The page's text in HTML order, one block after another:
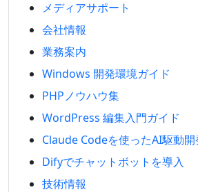
メディアサポート
会社情報
業務案内
Windows 開発環境ガイド
PHPノウハウ集
WordPress 編集入門ガイド
Claude Codeを使ったAI駆動開
Difyでチャットボットを導入
技術情報